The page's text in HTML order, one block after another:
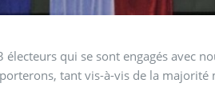
qui se sont engagés avec
tant vis-à-vis de la majorité